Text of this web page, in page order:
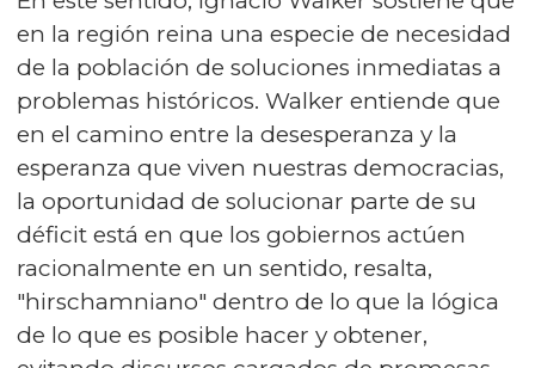
en la región reina una especie de necesidad
de la población de soluciones inmediatas a
problemas históricos. Walker entiende que
en el camino entre la desesperanza y la
esperanza que viven nuestras democracias,
la oportunidad de solucionar parte de su
déficit está en que los gobiernos actúen
racionalmente en un sentido, resalta,
"hirschamniano" dentro de lo que la lógica
de lo que es posible hacer y obtener,